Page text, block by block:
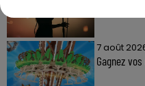
7 août
Gagnez